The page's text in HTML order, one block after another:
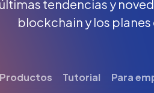
tendencias y
blockchain y los
Productos Tutorial Para